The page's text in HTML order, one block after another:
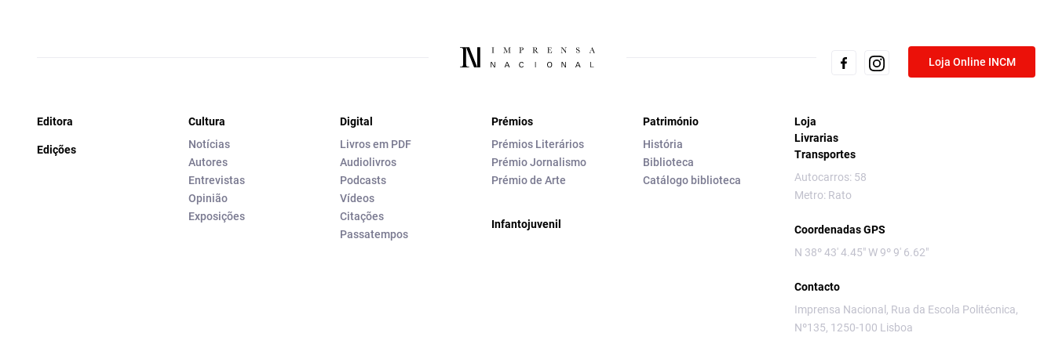
Loja Online INCM
Editora
Edições
Cultura
Notícias
Autores
Entrevistas
Opinião
Exposições
Digital
Livros em PDF
Audiolivros
Podcasts
Vídeos
Citações
Passatempos
Prémios
Prémios Literários
Prémio Jornalismo
Prémio de Arte
Infantojuvenil
Património
História
Biblioteca
Catálogo biblioteca
Loja
Livrarias
Transportes
Autocarros: 58
Metro: Rato
Coordenadas GPS
N 38º 43' 4.45" W 9º 9' 6.62"
Contacto
Imprensa Nacional, Rua da Escola Politécnica,
Nº135, 1250-100 Lisboa